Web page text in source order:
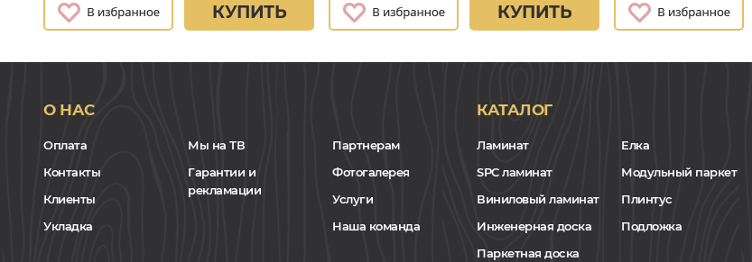
КУПИТЬ КУПИТЬ
О НАС
Оплата
Контакты
Клиенты
Укладка
Мы на ТВ
Гарантии и
рекламации
Партнерам
Фотогалерея
Услуги
Наша команда
КАТАЛОГ
Ламинат
SPC ламинат
Виниловый ламинат
Инженерная доска
Паркетная доска
Елка
Модульный паркет
Плинтус
Подложка